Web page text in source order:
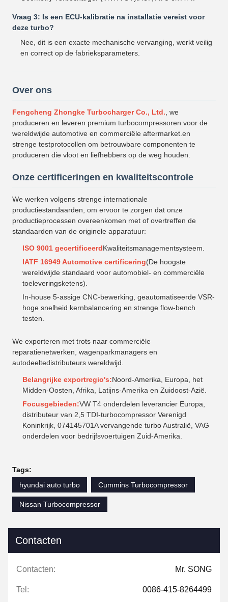
Vraag 3: Is een ECU-kalibratie na installatie vereist voor
deze turbo?
Nee, dit is een exacte mechanische vervanging, werkt veilig
en correct op de fabrieksparameters.
Over ons
Fengcheng Zhongke Turbocharger Co., Ltd., we
produceren en leveren premium turbocompressoren voor de
wereldwijde automotive en commerciële aftermarket.en
strenge testprotocollen om betrouwbare componenten te
produceren die vloot en liefhebbers op de weg houden.
Onze certificeringen en kwaliteitscontrole
We werken volgens strenge internationale
productiestandaarden, om ervoor te zorgen dat onze
productieprocessen overeenkomen met of overtreffen de
standaarden van de originele apparatuur:
ISO 9001 gecertificeerdKwaliteitsmanagementsysteem.
IATF 16949 Automotive certificering(De hoogste
wereldwijde standaard voor automobiel- en commerciële
toeleveringsketens).
In-house 5-assige CNC-bewerking, geautomatiseerde VSR-
hoge snelheid kernbalancering en strenge flow-bench
testen.
We exporteren met trots naar commerciële
reparatienetwerken, wagenparkmanagers en
autodeeltedistributeurs wereldwijd.
Belangrijke exportregio's:Noord-Amerika, Europa, het
Midden-Oosten, Afrika, Latijns-Amerika en Zuidoost-Azië.
Focusgebieden:VW T4 onderdelen leverancier Europa,
distributeur van 2,5 TDI-turbocompressor Verenigd
Koninkrijk, 074145701A vervangende turbo Australië, VAG
onderdelen voor bedrijfsvoertuigen Zuid-Amerika.
Tags:
hyundai auto turbo
Cummins Turbocompressor
Nissan Turbocompressor
Contacten
Contacten: Mr. SONG
Tel: 0086-415-8264499